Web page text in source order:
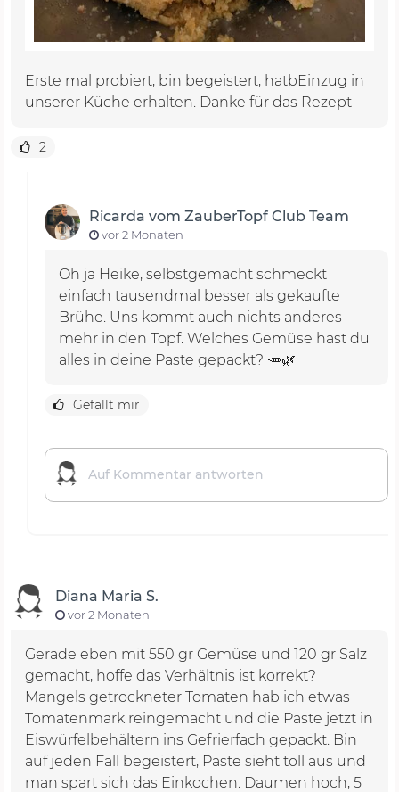
Erste mal probiert, bin begeistert, hatbEinzug in
unserer Küche erhalten. Danke für das Rezept
2
Ricarda vom ZauberTopf Club Team
vor 2 Monaten
Oh ja Heike, selbstgemacht schmeckt
einfach tausendmal besser als gekaufte
Brühe. Uns kommt auch nichts anderes
mehr in den Topf. Welches Gemüse hast du
alles in deine Paste gepackt? 🥕🌿
Gefällt mir
Diana Maria S.
vor 2 Monaten
Gerade eben mit 550 gr Gemüse und 120 gr Salz
gemacht, hoffe das Verhältnis ist korrekt?
Mangels getrockneter Tomaten hab ich etwas
Tomatenmark reingemacht und die Paste jetzt in
Eiswürfelbehältern ins Gefrierfach gepackt. Bin
auf jeden Fall begeistert, Paste sieht toll aus und
man spart sich das Einkochen. Daumen hoch, 5